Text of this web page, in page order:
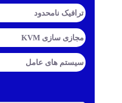
ترافیک نامحدود
مجازی سازی KVM
سیستم های عامل